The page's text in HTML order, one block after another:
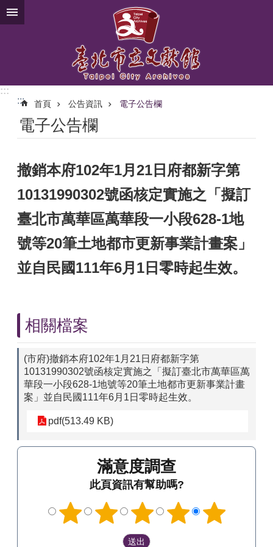
跳到主要內容區塊
:::
:::
首頁 公告資訊 電子公告欄
電子公告欄
撤銷本府102年1月21日府都新字第
10131990302號函核定實施之「擬訂
臺北市萬華區萬華段一小段628-1地
號等20筆土地都市更新事業計畫案」
並自民國111年6月1日零時起生效。
相關檔案
(市府)撤銷本府102年1月21日府都新字第
10131990302號函核定實施之「擬訂臺北市萬華區萬
華段一小段628-1地號等20筆土地都市更新事業計畫
案」並自民國111年6月1日零時起生效。
pdf(513.49 KB)
滿意度調查
此頁資訊有幫助嗎?